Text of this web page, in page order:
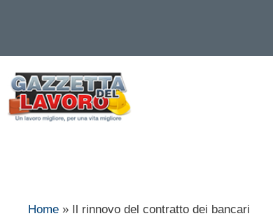
contenuto
Home » Il rinnovo del contratto dei bancari